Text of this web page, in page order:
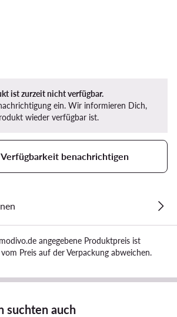
ist zurzeit nicht verfügbar.
ein. Wir informieren Dich,
wieder verfügbar ist.
benachrichtigen
angegebene Produktpreis ist
Preis auf der Verpackung abweichen.
suchten auch